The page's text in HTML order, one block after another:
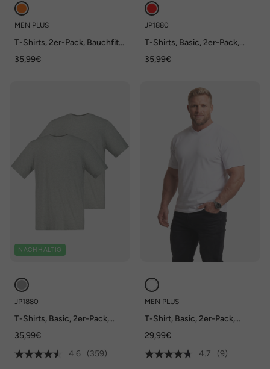
MEN PLUS
T-Shirts, 2er-Pack, Bauchfit,
35,99€
JP1880
T-Shirts, Basic, 2er-Pack,
35,99€
NACHHALTIG
JP1880
T-Shirts, Basic, 2er-Pack,
35,99€
4.6
(359)
MEN PLUS
T-Shirt, Basic, 2er-Pack,
XL
29,99€
4.7
(9)